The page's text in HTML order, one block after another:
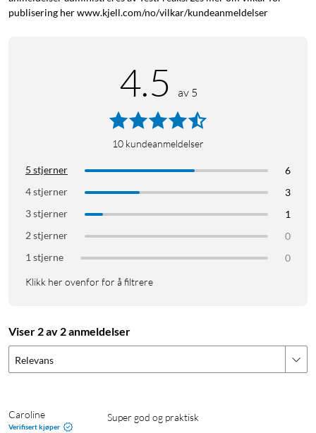
publisering her www.kjell.com/no/vilkar/kundeanmeldelser
4.5 av 5
10 kundeanmeldelser
5 stjerner
6
4 stjerner
3
3 stjerner
1
2 stjerner
0
1 stjerne
0
Klikk her ovenfor for å filtrere
Viser 2 av 2 anmeldelser
Relevans
Caroline
Verifisert kjøper
Super god og praktisk